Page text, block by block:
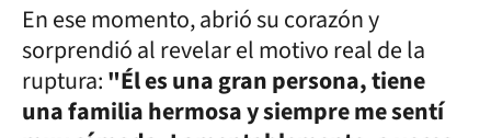
En ese momento, abrió su corazón y
sorprendió al revelar el motivo real de la
ruptura:"Él es una gran persona, tiene
una familia hermosa y siempre me sentí